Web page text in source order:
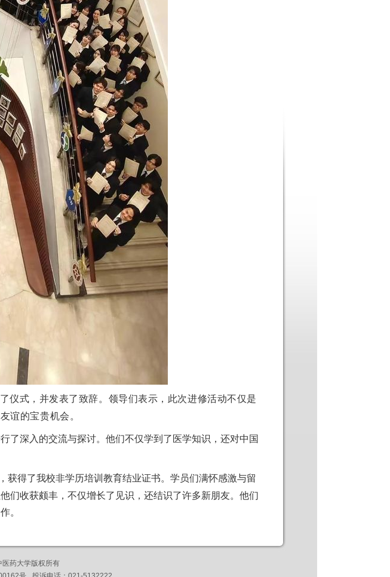
仪式，并发表了致辞。 领导们表示，此次进修活动不仅是
谊的宝贵机会。
行了深入的交流与探讨。他们不仅学到了医学知识 ， 还对中国
， 获得了我校非学历培训教育结业证书。 学员们满怀感激与留
他们收获颇丰，不仅增长了 见识 ， 还结识了许多新朋友。他们
。
医药大学版权所有